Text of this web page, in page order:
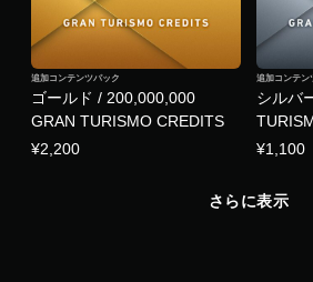
ゴールド / 200,000,000
GRAN TURISMO CREDITS
追加コンテンツパック
¥2,200
シルバ
追加コンテン
¥1,100
さらに表示
。
ダ
プ